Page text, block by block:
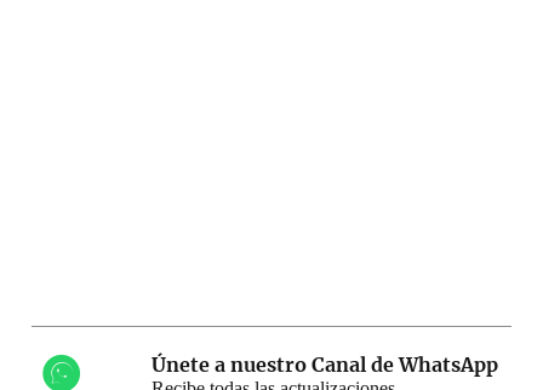
Únete a nuestro Canal de WhatsApp